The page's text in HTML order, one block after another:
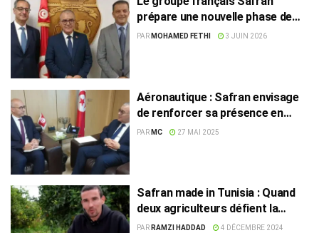
prépare une nouvelle phase de
développement en Tunisie
PAR MOHAMED FETHI 3 JUIN 2026
Aéronautique : Safran envisage
de renforcer sa présence en
Tunisie
PAR MC 27 MAI 2025
Safran made in Tunisia : Quand
deux agriculteurs défient la
sécheresse
PAR RAMZI HADDAD 4 DÉCEMBRE 2024